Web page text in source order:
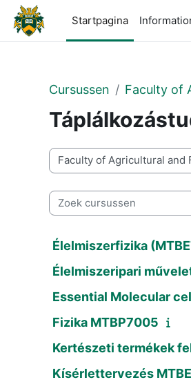
Ga naar hoofdinhoud
Startpagina
Cursussen Faculty of
Cursuscategorieën
Zoek cursussen
Élelmiszerfizika
Élelmiszeripari
Essential Molecular
Fizika MTBP7005
Kertészeti termékek
Kísérlettervezés